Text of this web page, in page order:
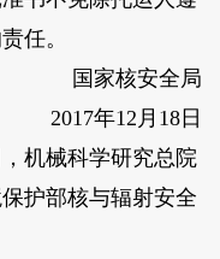
任。
国家核安全局
2017年12月18日
机械科学研究总院
护部核与辐射安全